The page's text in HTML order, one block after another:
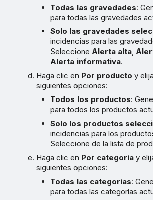
Todas las gravedades:
para todas las gravedades
Solo las gravedades
incidencias para las
SeleccioneAlerta alta,
Alerta informativa.
Haga clic en Por producto y
siguientes opciones:
Todos los productos:
para todos los productos
Solo los productos
incidencias para los
Seleccione de la lista de
Haga clic en Por categoría y
siguientes opciones:
Todas las categorías:
para todas las categorías